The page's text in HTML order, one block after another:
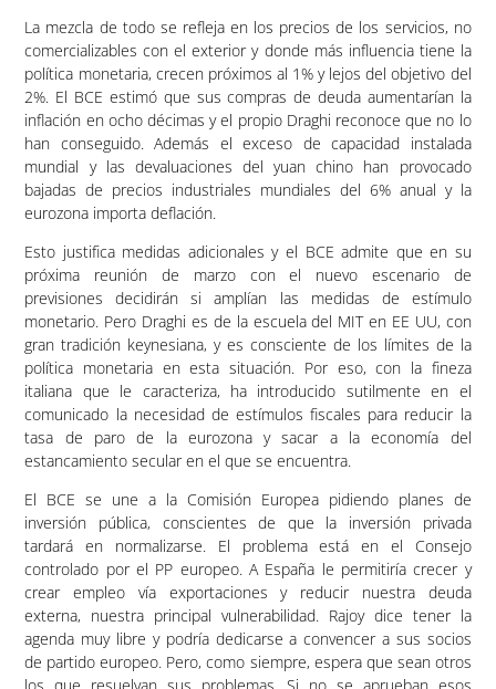
La mezcla de todo se refleja en los precios de los servicios, no
comercializables con el exterior y donde más influencia tiene la
política monetaria, crecen próximos al 1% y lejos del objetivo del
2%. El BCE estimó que sus compras de deuda aumentarían la
inflación en ocho décimas y el propio Draghi reconoce que no lo
han conseguido. Además el exceso de capacidad instalada
mundial y las devaluaciones del yuan chino han provocado
bajadas de precios industriales mundiales del 6% anual y la
eurozona importa deflación.
Esto justifica medidas adicionales y el BCE admite que en su
próxima reunión de marzo con el nuevo escenario de
previsiones decidirán si amplían las medidas de estímulo
monetario. Pero Draghi es de la escuela del MIT en EE UU, con
gran tradición keynesiana, y es consciente de los límites de la
política monetaria en esta situación. Por eso, con la fineza
italiana que le caracteriza, ha introducido sutilmente en el
comunicado la necesidad de estímulos fiscales para reducir la
tasa de paro de la eurozona y sacar a la economía del
estancamiento secular en el que se encuentra.
El BCE se une a la Comisión Europea pidiendo planes de
inversión pública, conscientes de que la inversión privada
tardará en normalizarse. El problema está en el Consejo
controlado por el PP europeo. A España le permitiría crecer y
crear empleo vía exportaciones y reducir nuestra deuda
externa, nuestra principal vulnerabilidad. Rajoy dice tener la
agenda muy libre y podría dedicarse a convencer a sus socios
de partido europeo. Pero, como siempre, espera que sean otros